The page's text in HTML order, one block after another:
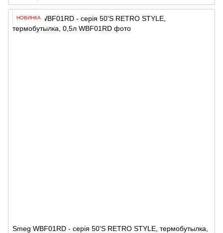
НОВИНКА
Smeg WBF01RD - серія 50'S RETRO STYLE, термобутылка,